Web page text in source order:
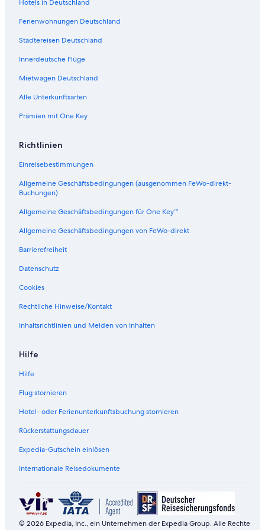
:
a
p
i
g
a
t
C
m
p
n
V
a
e
i
r
m
a
e
Hotels in Deutschland
Ferienwohnungen Deutschland
Städtereisen Deutschland
Innerdeutsche Flüge
Mietwagen Deutschland
Alle Unterkunftsarten
Prämien mit One Key
Richtlinien
Einreisebestimmungen
Allgemeine Geschäftsbedingungen (ausgenommen FeWo-direkt-
Buchungen)
Allgemeine Geschäftsbedingungen für One Key™
Allgemeine Geschäftsbedingungen von FeWo-direkt
Barrierefreiheit
Datenschutz
Cookies
Rechtliche Hinweise/Kontakt
Inhaltsrichtlinien und Melden von Inhalten
Hilfe
Hilfe
Flug stornieren
Hotel- oder Ferienunterkunftsbuchung stornieren
Rückerstattungsdauer
Expedia-Gutschein einlösen
Internationale Reisedokumente
© 2026 Expedia, Inc., ein Unternehmen der Expedia Group. Alle Rechte